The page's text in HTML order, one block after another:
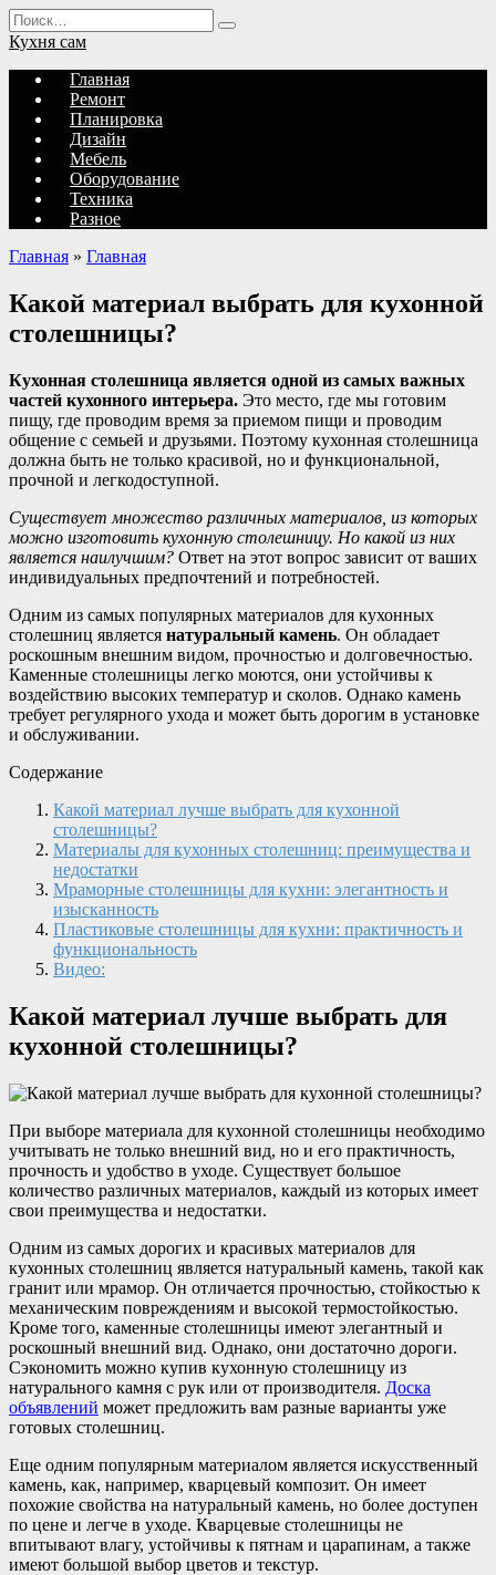
Перейти
к
содержанию
Search
for:
Кухня сам
Главная
Ремонт
Планировка
Дизайн
Мебель
Оборудование
Техника
Разное
Главная » Главная
Какой материал выбрать для кухонной
столешницы?
Кухонная столешница является одной из самых важных
частей кухонного интерьера. Это место, где мы готовим
пищу, где проводим время за приемом пищи и проводим
общение с семьей и друзьями. Поэтому кухонная столешница
должна быть не только красивой, но и функциональной,
прочной и легкодоступной.
Существует множество различных материалов, из которых
можно изготовить кухонную столешницу. Но какой из них
является наилучшим? Ответ на этот вопрос зависит от ваших
индивидуальных предпочтений и потребностей.
Одним из самых популярных материалов для кухонных
столешниц является натуральный камень. Он обладает
роскошным внешним видом, прочностью и долговечностью.
Каменные столешницы легко моются, они устойчивы к
воздействию высоких температур и сколов. Однако камень
требует регулярного ухода и может быть дорогим в установке
и обслуживании.
Содержание
Какой материал лучше выбрать для кухонной
столешницы?
Материалы для кухонных столешниц: преимущества и
недостатки
Мраморные столешницы для кухни: элегантность и
изысканность
Пластиковые столешницы для кухни: практичность и
функциональность
Видео:
Какой материал лучше выбрать для
кухонной столешницы?
При выборе материала для кухонной столешницы необходимо
учитывать не только внешний вид, но и его практичность,
прочность и удобство в уходе. Существует большое
количество различных материалов, каждый из которых имеет
свои преимущества и недостатки.
Одним из самых дорогих и красивых материалов для
кухонных столешниц является натуральный камень, такой как
гранит или мрамор. Он отличается прочностью, стойкостью к
механическим повреждениям и высокой термостойкостью.
Кроме того, каменные столешницы имеют элегантный и
роскошный внешний вид. Однако, они достаточно дороги.
Сэкономить можно купив кухонную столешницу из
натурального камня с рук или от производителя. Доска
объявлений может предложить вам разные варианты уже
готовых столешниц.
Еще одним популярным материалом является искусственный
камень, как, например, кварцевый композит. Он имеет
похожие свойства на натуральный камень, но более доступен
по цене и легче в уходе. Кварцевые столешницы не
впитывают влагу, устойчивы к пятнам и царапинам, а также
имеют большой выбор цветов и текстур.